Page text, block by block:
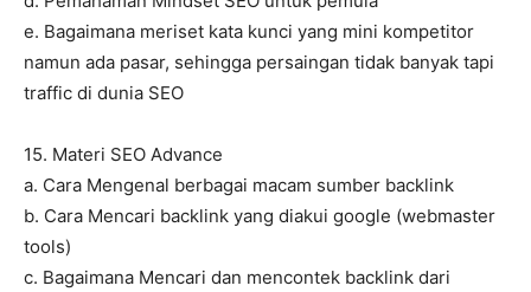
e. Bagaimana meriset kata kunci yang mini kompetitor
namun ada pasar, sehingga persaingan tidak banyak tapi
traffic di dunia SEO
15. Materi SEO Advance
a. Cara Mengenal berbagai macam sumber backlink
b. Cara Mencari backlink yang diakui google (webmaster
tools)
c. Bagaimana Mencari dan mencontek backlink dari